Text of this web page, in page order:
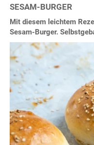
SESAM-BURGER
Mit diesem leichtem
Sesam-Burger.